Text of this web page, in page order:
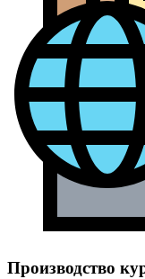
Производство